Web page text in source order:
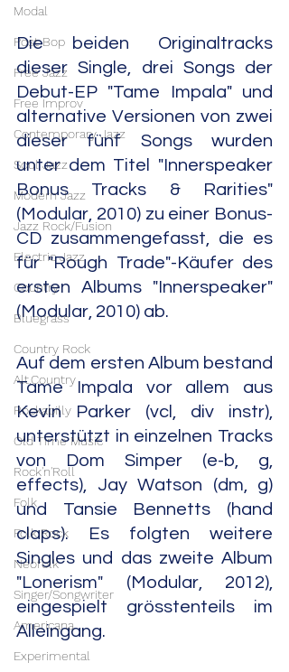
Modal
Post Bop
Free Jazz
Free Improv
Contemporary Jazz
Soul Jazz
Modern Jazz
Jazz Rock/Fusion
Electric Jazz
Country
Bluegrass
Country Rock
Alt.Country
Rockabilly
Old Time Music
Rock'n'Roll
Folk
Folk Rock
Neofolk
Singer/Songwriter
Americana
Experimental
Die beiden Originaltracks
dieser Single, drei Songs der
Debut-EP "Tame Impala" und
alternative Versionen von zwei
dieser fünf Songs wurden
unter dem Titel "Innerspeaker
Bonus Tracks & Rarities"
(Modular, 2010) zu einer Bonus-
CD zusammengefasst, die es
für "Rough Trade"-Käufer des
ersten Albums "Innerspeaker"
(Modular, 2010) ab.
Auf dem ersten Album bestand
Tame Impala vor allem aus
Kevin Parker (vcl, div instr),
unterstützt in einzelnen Tracks
von Dom Simper (e-b, g,
effects), Jay Watson (dm, g)
und Tansie Bennetts (hand
claps). Es folgten weitere
Singles und das zweite Album
"Lonerism" (Modular, 2012),
eingespielt grösstenteils im
Alleingang.